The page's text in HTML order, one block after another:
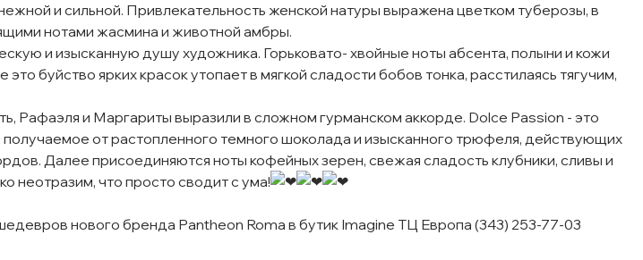
и сильной. Привлекательность женской натуры выражена цветком туберозы, в
нотами жасмина и животной амбры.
и изысканную душу художника. Горьковато- хвойные ноты абсента, полыни и кожи
буйство ярких красок утопает в мягкой сладости бобов тонка, расстилаясь тягучим,
Рафаэля и Маргариты выразили в сложном гурманском аккорде. Dolce Passion - это
от растопленного темного шоколада и изысканного трюфеля, действующих
Далее присоединяются ноты кофейных зерен, свежая сладость клубники, сливы и
неотразим, что просто сводит с ума!
нового бренда Pantheon Roma в бутик Imagine ТЦ Европа (343) 253-77-03